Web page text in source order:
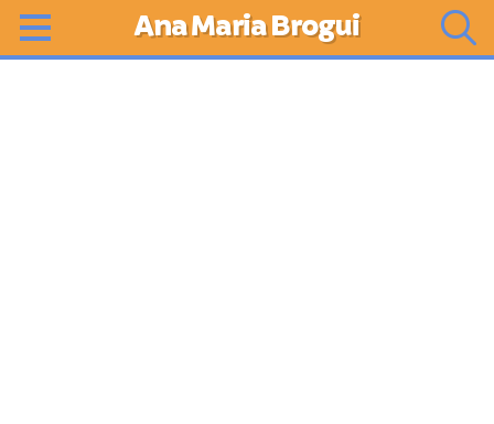
Ana Maria Brogui